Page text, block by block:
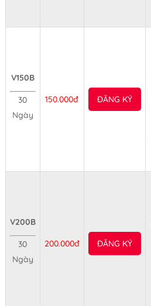
V150B
30
Ngày
150.000đ ĐĂNG KÝ
V200B
30
Ngày
200.000đ ĐĂNG KÝ